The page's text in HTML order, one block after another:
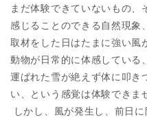
まだ体験できていないもの、
感じることのできる自然現象
取材をした日はたまに強い風
動物が日常的に体感している、
運ばれた雪が絶えず体に叩き
い、という感覚は体験できま
しかし、風が発生し、前日